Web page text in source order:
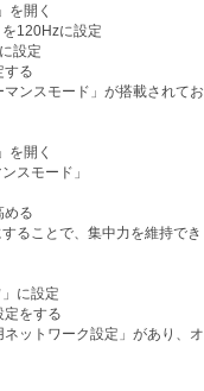
を開く
を120Hzに設定
設定
する
ンスモード」が搭載されて
を開く
スモード」
める
ることで、集中力を維持で
に設定
定をする
ットワーク設定」があり、